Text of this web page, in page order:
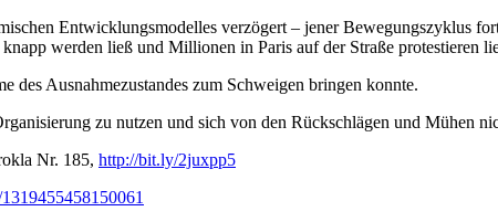
Entwicklungsmodelles verzögert – jener Bewegungszyklus
werden ließ und Millionen in Paris auf der Straße protestieren
Ausnahmezustandes zum Schweigen bringen konnte.
zu nutzen und sich von den Rückschlägen und Mühen
Nr. 185, http://bit.ly/2juxpp5